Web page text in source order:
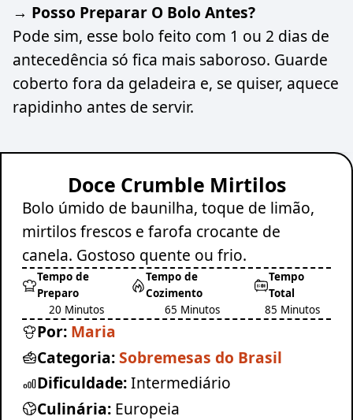
→ Posso Preparar O Bolo Antes?
Pode sim, esse bolo feito com 1 ou 2 dias de
antecedência só fica mais saboroso. Guarde
coberto fora da geladeira e, se quiser, aquece
rapidinho antes de servir.
Doce Crumble Mirtilos
Bolo úmido de baunilha, toque de limão,
mirtilos frescos e farofa crocante de
canela. Gostoso quente ou frio.
Tempo de
Preparo
20 Minutos
Tempo de
Cozimento
65 Minutos
Tempo
Total
85 Minutos
Por: Maria
Categoria:Sobremesas do Brasil
Dificuldade:Intermediário
Culinária: Europeia